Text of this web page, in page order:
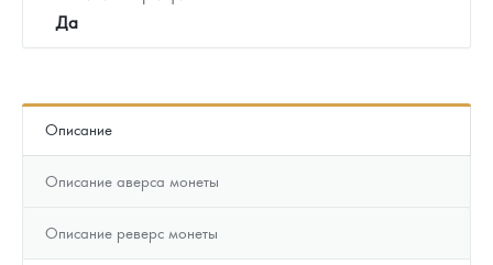
Да
Описание
Описание аверса монеты
Описание реверс монеты